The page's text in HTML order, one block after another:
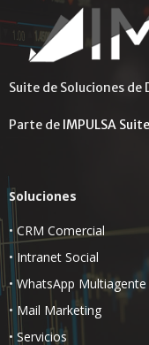
Suite de Soluciones
Parte de IMPULSA Suite
Soluciones
• CRM Comercial
• Intranet Social
• WhatsApp Multiagente
• Mail Marketing
• Servicios